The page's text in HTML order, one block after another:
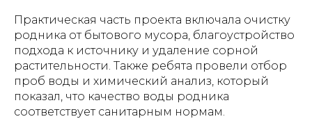
Практическая часть проекта включала очистку
родника от бытового мусора, благоустройство
подхода к источнику и удаление сорной
растительности. Также ребята провели отбор
проб воды и химический анализ, который
показал, что качество воды родника
соответствует санитарным нормам.